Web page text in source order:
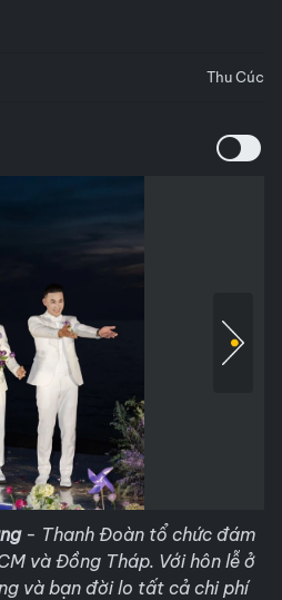
Thu Cúc
- Thanh Đoàn tổ chức đám
và Đồng Tháp. Với hôn lễ ở
và bạn đời lo tất cả chi phí